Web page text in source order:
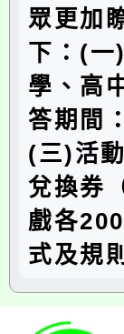
眾更加
下：(一
學、高
答期間
(三)活
兌換券
戲各
式及規